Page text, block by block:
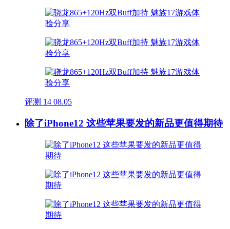
评测 14 08.05
除了iPhone12 这些苹果要发的新品更值得期待